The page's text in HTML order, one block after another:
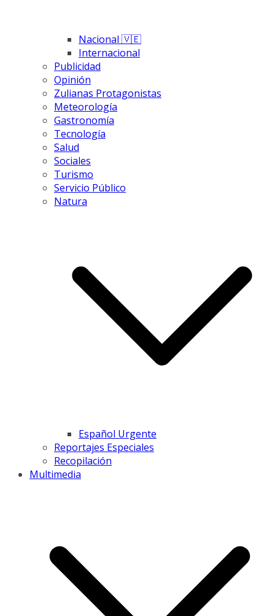
Nacional 🇻🇪
Internacional
Publicidad
Opinión
Zulianas Protagonistas
Meteorología
Gastronomía
Tecnología
Salud
Sociales
Turismo
Servicio Público
Natura
Español Urgente
Reportajes Especiales
Recopilación
Multimedia